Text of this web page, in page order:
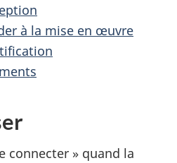
à la mise en œuvre
connecter » quand la